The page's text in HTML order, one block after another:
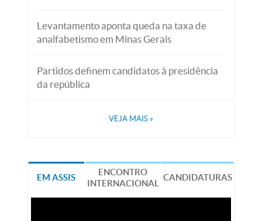
Levantamento aponta queda na taxa de
analfabetismo em Minas Gerais
Partidos definem candidatos à presidência
da república
VEJA MAIS »
EM ASSIS
ENCONTRO
INTERNACIONAL
CANDIDATURAS